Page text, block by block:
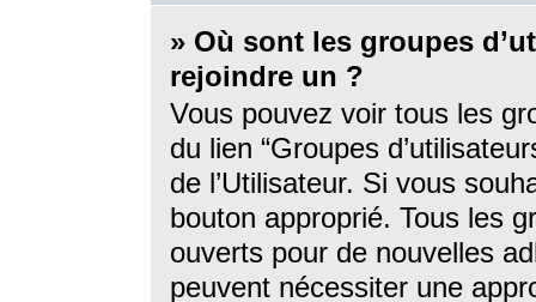
» Où sont les groupes
rejoindre un ?
Vous pouvez voir tous les
du lien “Groupes
de l’Utilisateur. Si vous
bouton approprié. Tous les
ouverts pour de nouvelles
peuvent nécessiter une